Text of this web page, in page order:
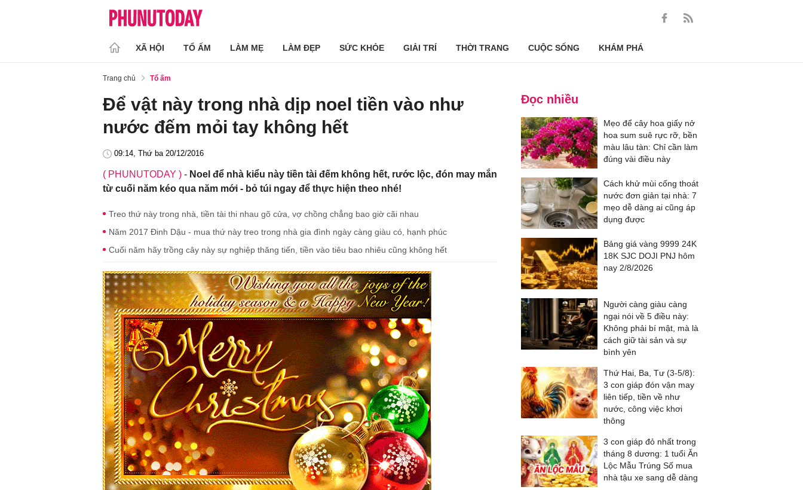
XÃ HỘI TỔ ẤM LÀM MẸ LÀM ĐẸP SỨC KHỎE GIẢI TRÍ THỜI TRANG CUỘC SỐNG KHÁM PHÁ
Trang chủ Tổ ấm
Để vật này trong nhà dịp noel tiền vào như
nước đếm mỏi tay không hết
09:14, Thứ ba 20/12/2016
( PHUNUTODAY ) - Noel để nhà kiểu này tiền tài đếm không hết, rước lộc, đón may mắn
từ cuối năm kéo qua năm mới - bỏ túi ngay để thực hiện theo nhé!
Treo thứ này trong nhà, tiền tài thi nhau gõ cửa, vợ chồng chẳng bao giờ cãi nhau
Năm 2017 Đinh Dậu - mua thứ này treo trong nhà gia đình ngày càng giàu có, hạnh phúc
Cuối năm hãy trồng cây này sự nghiệp thăng tiến, tiền vào tiêu bao nhiêu cũng không hết
Đọc nhiều
Mẹo để cây hoa giấy nở
hoa sum suê rực rỡ, bền
màu lâu tàn: Chỉ cần làm
đúng vài điều này
Cách khử mùi cống thoát
nước đơn giản tại nhà: 7
mẹo dễ dàng ai cũng áp
dụng được
Bảng giá vàng 9999 24K
18K SJC DOJI PNJ hôm
nay 2/8/2026
Người càng giàu càng
ngại nói về 5 điều này:
Không phải bí mật, mà là
cách giữ tài sản và sự
bình yên
Thứ Hai, Ba, Tư (3-5/8):
3 con giáp đón vận may
liên tiếp, tiền về như
nước, công việc khơi
thông
3 con giáp đỏ nhất trong
tháng 8 dương: 1 tuổi Ăn
Lộc Mẫu Trúng Số mua
nhà tậu xe sang dễ dàng